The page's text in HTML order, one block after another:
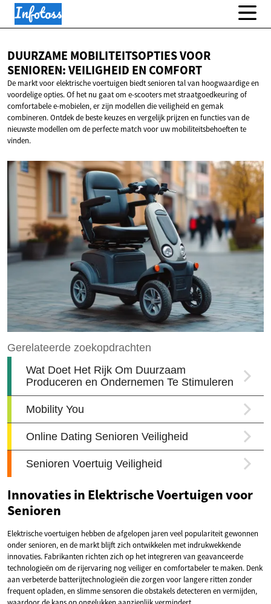
DUURZAME MOBILITEITSOPTIES VOOR
SENIOREN: VEILIGHEID EN COMFORT
De markt voor elektrische voertuigen biedt senioren tal van hoogwaardige en
voordelige opties. Of het nu gaat om e-scooters met straatgoedkeuring of
comfortabele e-mobielen, er zijn modellen die veiligheid en gemak
combineren. Ontdek de beste keuzes en vergelijk prijzen en functies van de
nieuwste modellen om de perfecte match voor uw mobiliteitsbehoeften te
vinden.
Innovaties in Elektrische Voertuigen voor
Senioren
Elektrische voertuigen hebben de afgelopen jaren veel populariteit gewonnen
onder senioren, en de markt blijft zich ontwikkelen met indrukwekkende
innovaties. Fabrikanten richten zich op het integreren van geavanceerde
technologieën om de rijervaring nog veiliger en comfortabeler te maken. Denk
aan verbeterde batterijtechnologieën die zorgen voor langere ritten zonder
frequent opladen, en slimme sensoren die obstakels detecteren en vermijden,